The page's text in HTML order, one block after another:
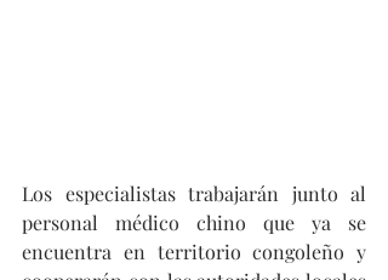
Los especialistas trabajarán junto al
personal médico chino que ya se
encuentra en territorio congoleño y